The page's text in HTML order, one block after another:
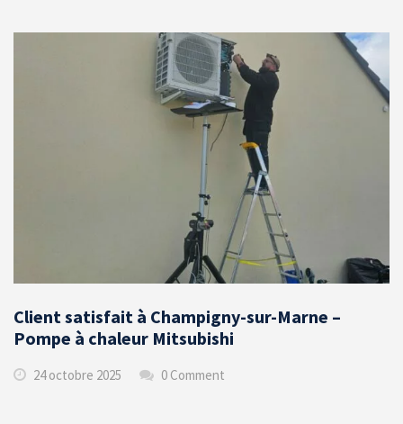
Client satisfait à Champigny-sur-Marne –
Pompe à chaleur Mitsubishi
24 octobre 2025 0 Comment